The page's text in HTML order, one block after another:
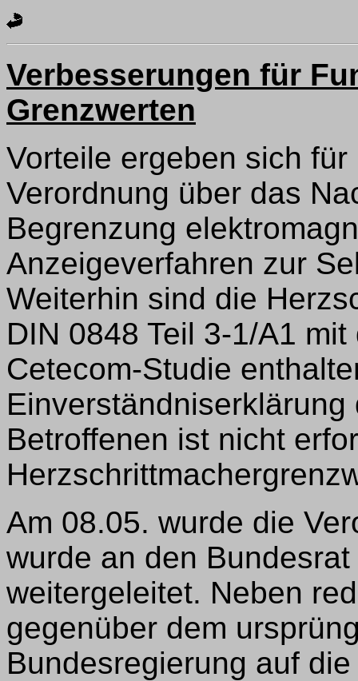
Verbesserungen für
Grenzwerten
Vorteile ergeben sich
Verordnung über das
Begrenzung
Anzeigeverfahren zur
Weiterhin sind die
DIN 0848 Teil 3-1/A1
Cetecom-Studie
Betroffenen ist nicht
Am 08.05. wurde die
wurde an den
weitergeleitet. Neben
gegenüber dem
Bundesregierung auf